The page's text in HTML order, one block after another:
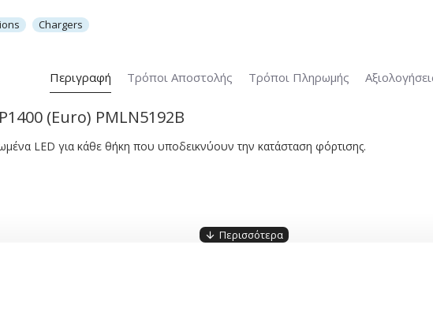
Chargers
Περιγραφή Τρόποι Αποστολής Τρόποι Πληρωμής
(Euro) PMLN5192B
LED για κάθε θήκη που υποδεικνύουν την κατάσταση φόρτισης.